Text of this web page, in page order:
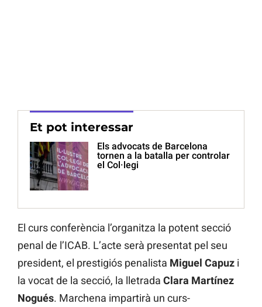
Et pot interessar
Els advocats de Barcelona
tornen a la batalla per controlar
el Col·legi
El curs conferència l’organitza la potent secció
penal de l’ICAB. L’acte serà presentat pel seu
president, el prestigiós penalista Miguel Capuz i
la vocat de la secció, la lletrada Clara Martínez
Nogués. Marchena impartirà un curs-